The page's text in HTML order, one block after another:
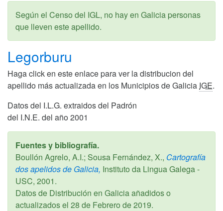
Según el Censo del IGL, no hay en Galicia personas
que lleven este apellido.
Legorburu
Haga click en este enlace para ver la distribucion del
apellido más actualizada en los Municipios de Galicia IGE.
Datos del I.L.G. extraidos del Padrón
del I.N.E. del año 2001
Fuentes y bibliografía.
Boullón Agrelo, A.I.; Sousa Fernández, X., Cartografía
dos apelidos de Galicia, Instituto da Lingua Galega -
USC, 2001.
Datos de Distribución en Galicia añadidos o
actualizados el 28 de Febrero de 2019.